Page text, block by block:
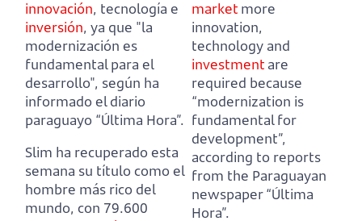
innovación, tecnología e
inversión, ya que "la
modernización es
fundamental para el
desarrollo", según ha
informado el diario
paraguayo “Última Hora”.
Slim ha recuperado esta
semana su título como el
hombre más rico del
mundo, con 79.600
market more
innovation,
technology and
investment are
required because
“modernization is
fundamental for
development”,
according to reports
from the Paraguayan
newspaper “Última
Hora”.